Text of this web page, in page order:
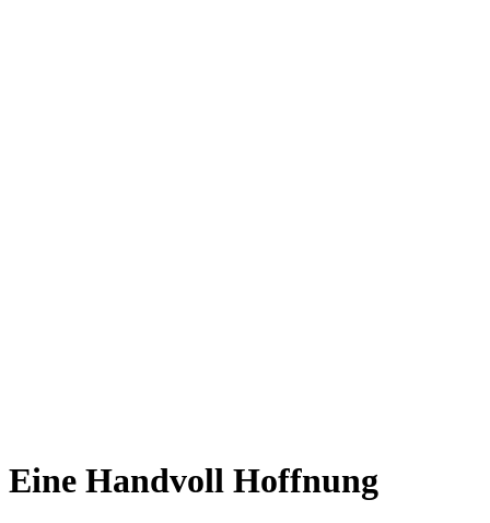
Eine Handvoll Hoffnung